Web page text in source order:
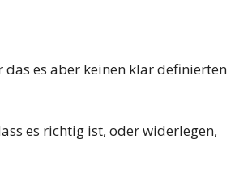
es aber keinen klar definierten
es richtig ist, oder widerlegen,